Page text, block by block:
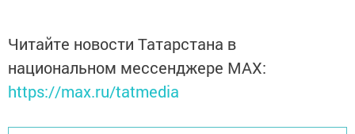
Читайте новости Татарстана в
национальном мессенджере MАХ:
https://max.ru/tatmedia